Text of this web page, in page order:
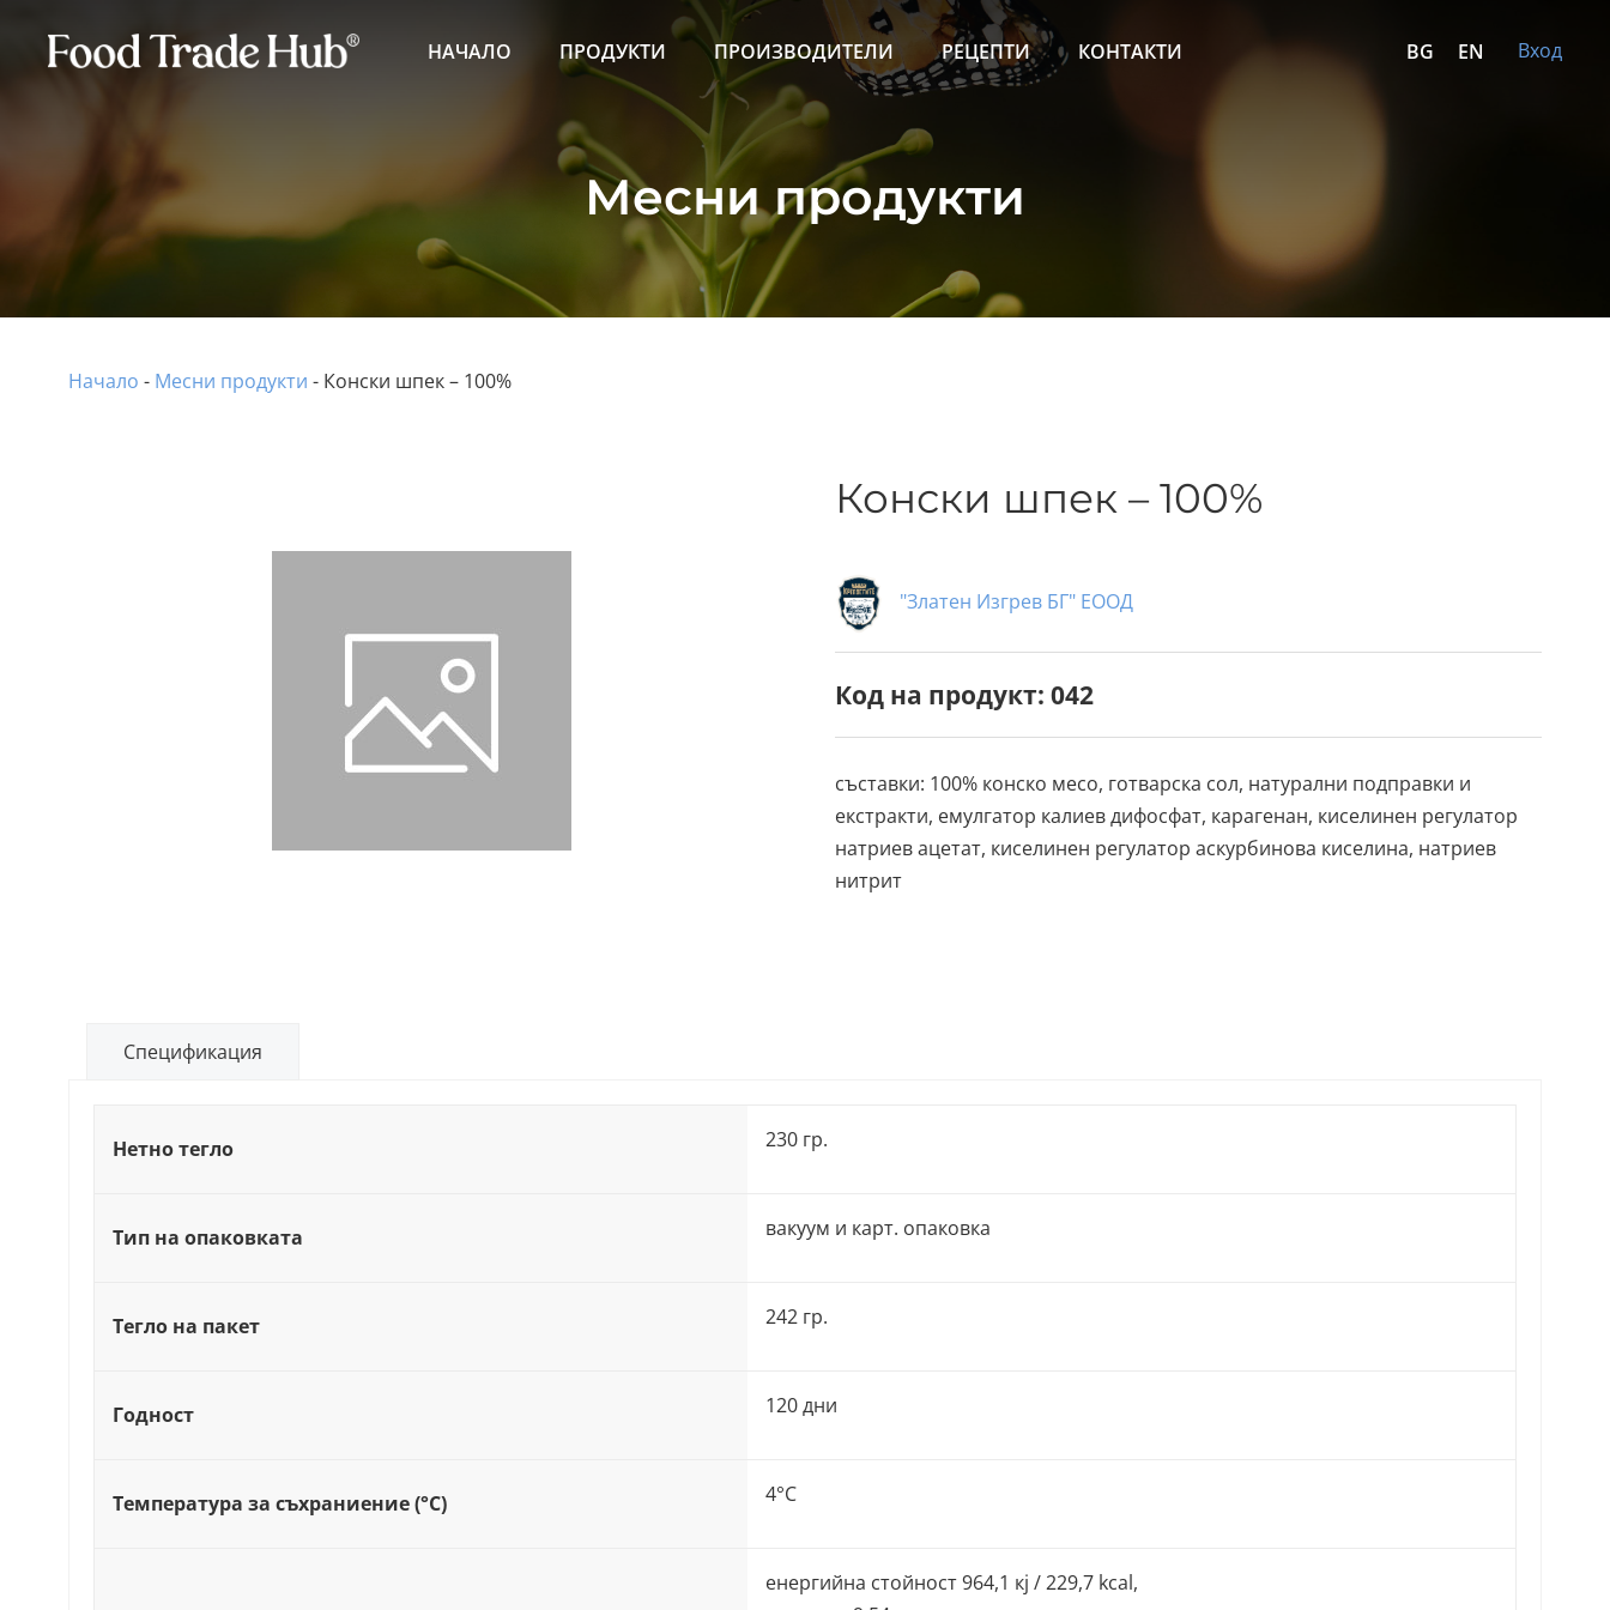
BG EN
НАЧАЛО ПРОДУКТИ ПРОИЗВОДИТЕЛИ РЕЦЕПТИ КОНТАКТИ Вход
Месни продукти
Начало - Месни продукти - Конски шпек – 100%
Конски шпек – 100%
"Златен Изгрев БГ" ЕООД
Код на продукт: 042
съставки: 100% конско месо, готварска сол, натурални подправки и
екстракти, емулгатор калиев дифосфат, карагенан, киселинен регулатор
натриев ацетат, киселинен регулатор аскурбинова киселина, натриев
нитрит
Спецификация
Нетно тегло 230 гр.
Тип на опаковката вакуум и карт. опаковка
Тегло на пакет 242 гр.
Годност 120 дни
Температура за съхраниение (°C) 4°C
енергийна стойност 964,1 кj / 229,7 kcal,